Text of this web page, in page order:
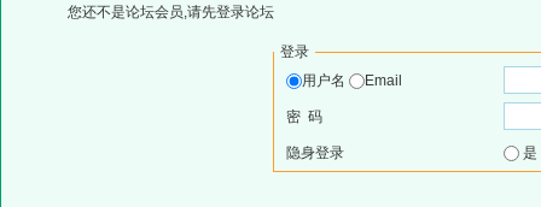
您还不是论坛会员,请先登录论坛
登录
用户名
Email
密 码
隐身登录